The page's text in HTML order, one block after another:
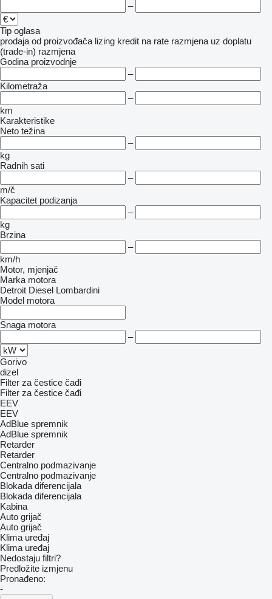
–
Tip oglasa
prodaja od proizvođača lizing kredit na rate razmjena uz doplatu
(trade-in) razmjena
Godina proizvodnje
–
Kilometraža
–
km
Karakteristike
Neto težina
–
kg
Radnih sati
–
m/č
Kapacitet podizanja
–
kg
Brzina
–
km/h
Motor, mjenjač
Marka motora
Detroit Diesel Lombardini
Model motora
Snaga motora
–
Gorivo
dizel
Filter za čestice čađi
Filter za čestice čađi
EEV
EEV
AdBlue spremnik
AdBlue spremnik
Retarder
Retarder
Centralno podmazivanje
Centralno podmazivanje
Blokada diferencijala
Blokada diferencijala
Kabina
Auto grijač
Auto grijač
Klima uređaj
Klima uređaj
Nedostaju filtri?
Predložite izmjenu
Pronađeno:
-